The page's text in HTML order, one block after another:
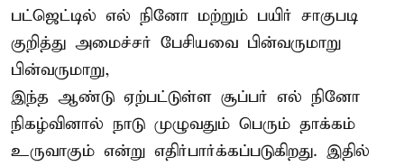
பட்ஜெட்டில் எல் நினோ மற்றும் பயிர் சாகுபடி
குறித்து அமைச்சர் பேசியவை பின்வருமாறு
பின்வருமாறு,
இந்த ஆண்டு ஏற்பட்டுள்ள சூப்பர் எல் நினோ
நிகழ்வினால் நாடு முழுவதும் பெரும் தாக்கம்
உருவாகும் என்று எதிர்பார்க்கப்படுகிறது. இதில்